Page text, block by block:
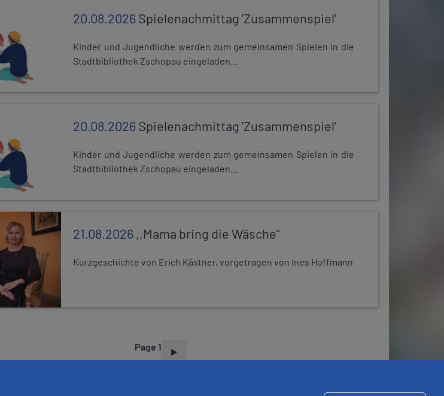
20.08.2026Spielenachmittag 'Zusammenspiel'
Kinder und Jugendliche werden zum gemeinsamen Spielen in die
Stadtbibliothek Zschopau eingeladen...
20.08.2026Spielenachmittag 'Zusammenspiel'
Kinder und Jugendliche werden zum gemeinsamen Spielen in die
Stadtbibliothek Zschopau eingeladen...
21.08.2026 ,,Mama bring die Wäsche"
Kurzgeschichte von Erich Kästner, vorgetragen von Ines Hoffmann
Page 1